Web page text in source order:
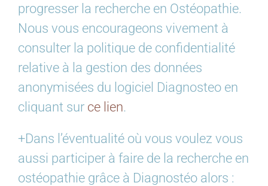
progresser la recherche en Ostéopathie.
Nous vous encourageons vivement à
consulter la politique de confidentialité
relative à la gestion des données
anonymisées du logiciel Diagnosteo en
cliquant sur ce lien.
+Dans l’éventualité où vous voulez vous
aussi participer à faire de la recherche en
ostéopathie grâce à Diagnostéo alors :